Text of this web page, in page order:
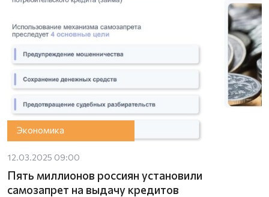
Экономика
12.03.2025 09:00
Пять миллионов россиян установили
самозапрет на выдачу кредитов